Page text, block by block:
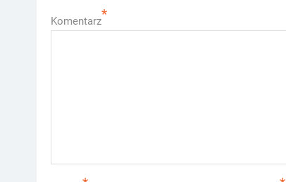
Komentarz*